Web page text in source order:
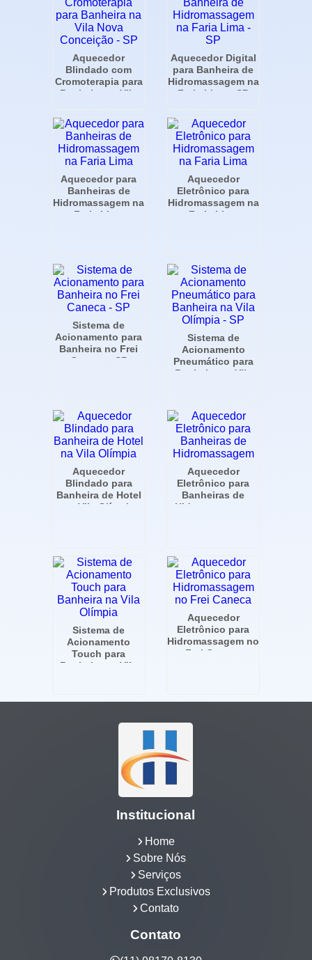
Aquecedor
Blindado com
Cromoterapia para
Banheira na Vila
Aquecedor Digital
para Banheira de
Hidromassagem na
Faria Lima - SP
Aquecedor para
Banheiras de
Hidromassagem na
Faria Lima
Aquecedor
Eletrônico para
Hidromassagem na
Faria Lima
Sistema de
Acionamento para
Banheira no Frei
Caneca - SP
Sistema de
Acionamento
Pneumático para
Banheira na Vila
Aquecedor
Blindado para
Banheira de Hotel
na Vila Olímpia
Aquecedor
Eletrônico para
Banheiras de
Hidromassagem
Sistema de
Acionamento
Touch para
Banheira na Vila
Aquecedor
Eletrônico para
Hidromassagem no
Frei Caneca
Institucional
Home
Sobre Nós
Serviços
Produtos Exclusivos
Contato
Contato